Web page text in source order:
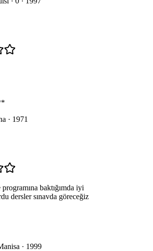
· 1971
programına baktığımda iyi
dersler sınavda göreceğiz
· 1999